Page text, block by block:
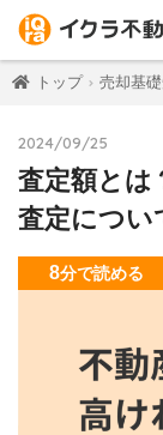
トップ 売却基
2024/09/25
査定額とは
査定につい
8分で読める